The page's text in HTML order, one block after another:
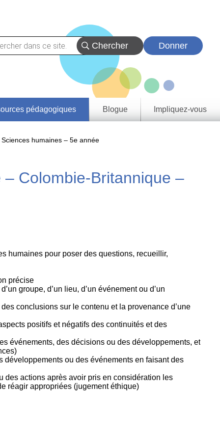
Donner
pédagogiques
et
Blogue Impliquez-vous
Sciences humaines – 5e année
– Colombie-Britannique –
humaines pour poser des questions, recueillir,
précise
groupe, d’un lieu, d’un événement ou d’un
conclusions sur le contenu et la provenance d’une
positifs et négatifs des continuités et des
événements, des décisions ou des développements, et
ou des événements en faisant des
des actions après avoir pris en considération les
réagir appropriées (jugement éthique)